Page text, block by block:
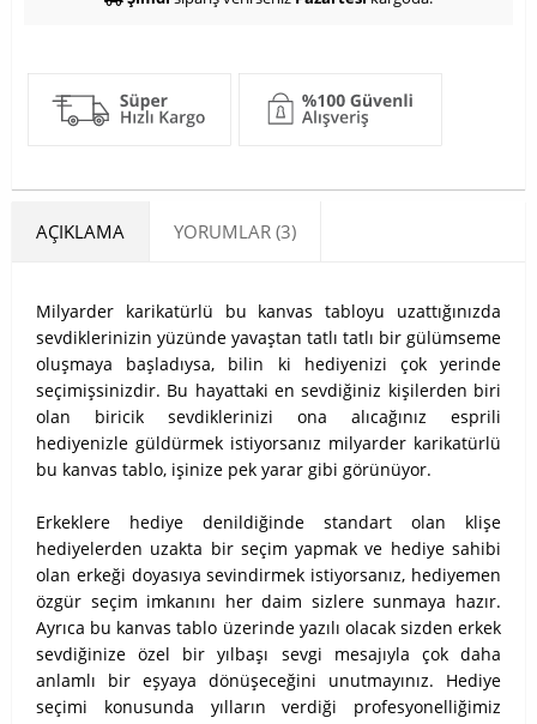
AÇIKLAMA YORUMLAR (3)
Milyarder karikatürlü bu kanvas tabloyu uzattığınızda
sevdiklerinizin yüzünde yavaştan tatlı tatlı bir gülümseme
oluşmaya başladıysa, bilin ki hediyenizi çok yerinde
seçimişsinizdir. Bu hayattaki en sevdiğiniz kişilerden biri
olan biricik sevdiklerinizi ona alıcağınız esprili
hediyenizle güldürmek istiyorsanız milyarder karikatürlü
bu kanvas tablo, işinize pek yarar gibi görünüyor.
Erkeklere hediye denildiğinde standart olan klişe
hediyelerden uzakta bir seçim yapmak ve hediye sahibi
olan erkeği doyasıya sevindirmek istiyorsanız, hediyemen
özgür seçim imkanını her daim sizlere sunmaya hazır.
Ayrıca bu kanvas tablo üzerinde yazılı olacak sizden erkek
sevdiğinize özel bir yılbaşı sevgi mesajıyla çok daha
anlamlı bir eşyaya dönüşeceğini unutmayınız. Hediye
seçimi konusunda yılların verdiği profesyonelliğimiz